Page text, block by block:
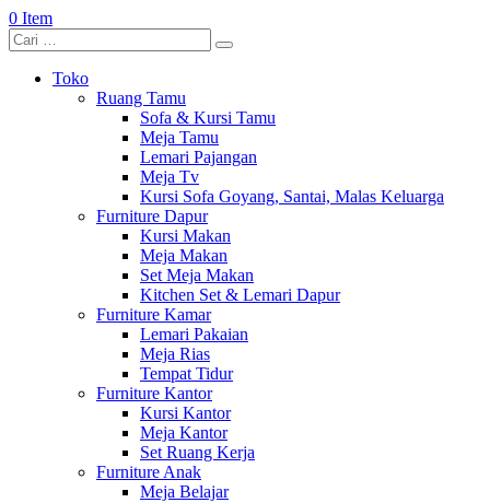
0 Item
Toko
Ruang Tamu
Sofa & Kursi Tamu
Meja Tamu
Lemari Pajangan
Meja Tv
Kursi Sofa Goyang, Santai, Malas Keluarga
Furniture Dapur
Kursi Makan
Meja Makan
Set Meja Makan
Kitchen Set & Lemari Dapur
Furniture Kamar
Lemari Pakaian
Meja Rias
Tempat Tidur
Furniture Kantor
Kursi Kantor
Meja Kantor
Set Ruang Kerja
Furniture Anak
Meja Belajar